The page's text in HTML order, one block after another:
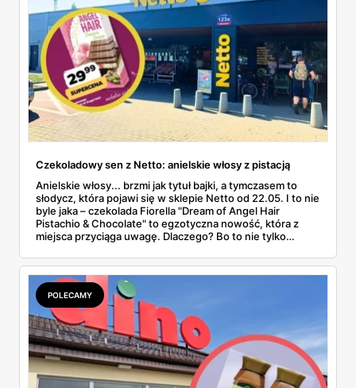
Czekoladowy sen z Netto: anielskie włosy z pistacją
Anielskie włosy... brzmi jak tytuł bajki, a tymczasem to
słodycz, która pojawi się w sklepie Netto od 22.05. I to nie
byle jaka – czekolada Fiorella "Dream of Angel Hair
Pistachio & Chocolate" to egzotyczna nowość, która z
miejsca przyciąga uwagę. Dlaczego? Bo to nie tylko
Wschód, zamknięta w różowym pudełku z brokatowym
blaskiem i obietnicą... czystej przyjemności. Delikatna
wata cukrowa (czyli tureckie pişmaniye), krem pistacjowy i
mleczna czekolada – to zestawienie, które brzmi tak
luksusowo, że nie sposób przejść obok obojętnie. Co
więcej, od 22 do 28 maja ta czekoladowa bajka dostępna
jest w Netto w cenie promocyjnej: 29,99 zł za 150 g. W
sam raz, by się skusić i zobaczyć, o co tyle hałasu na
TikToku!
POLECAMY